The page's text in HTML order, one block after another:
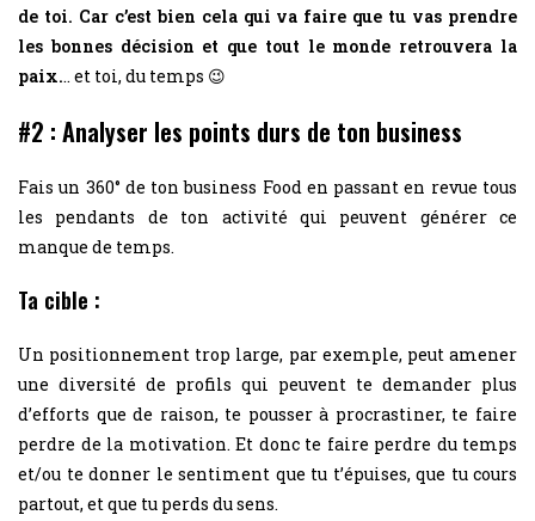
de toi. Car c’est bien cela qui va faire que tu vas prendre
les bonnes décision et que tout le monde retrouvera la
paix... et toi, du temps 😉
#2 : Analyser les points durs de ton business
Fais un 360° de ton business Food en passant en revue tous
les pendants de ton activité qui peuvent générer ce
manque de temps.
Ta cible :
Un positionnement trop large, par exemple, peut amener
une diversité de profils qui peuvent te demander plus
d’efforts que de raison, te pousser à procrastiner, te faire
perdre de la motivation. Et donc te faire perdre du temps
et/ou te donner le sentiment que tu t’épuises, que tu cours
partout, et que tu perds du sens.